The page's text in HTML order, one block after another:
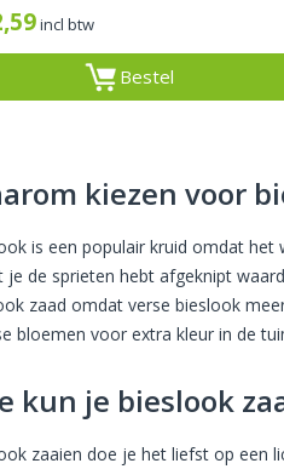
incl btw
Bestel
kiezen voor
is een populair kruid omdat
je de sprieten hebt afgeknipt
zaad omdat verse bieslook
bloemen voor extra kleur in de
kun je bieslook
zaaien doe je het liefst op een